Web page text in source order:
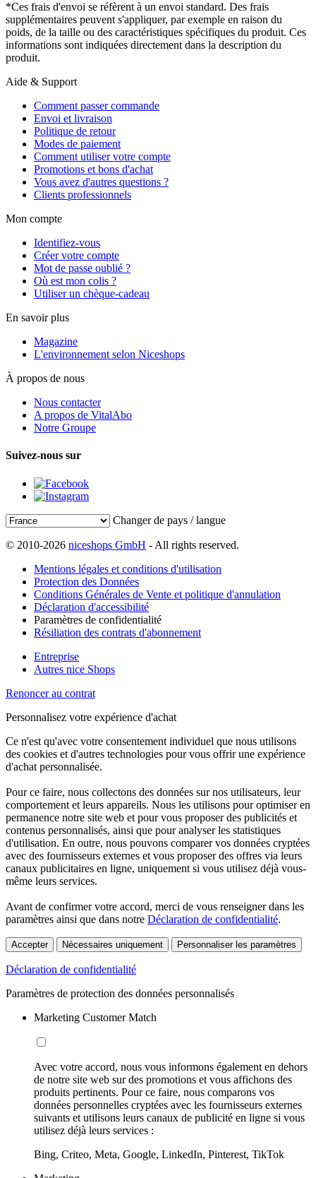
*Ces frais d'envoi se réfèrent à un envoi standard. Des frais
supplémentaires peuvent s'appliquer, par exemple en raison du
poids, de la taille ou des caractéristiques spécifiques du produit. Ces
informations sont indiquées directement dans la description du
produit.
Aide & Support
Comment passer commande
Envoi et livraison
Politique de retour
Modes de paiement
Comment utiliser votre compte
Promotions et bons d'achat
Vous avez d'autres questions ?
Clients professionnels
Mon compte
Identifiez-vous
Créer votre compte
Mot de passe oublié ?
Où est mon colis ?
Utiliser un chèque-cadeau
En savoir plus
Magazine
L'environnement selon Niceshops
À propos de nous
Nous contacter
A propos de VitalAbo
Notre Groupe
Suivez-nous sur
Changer de pays / langue
© 2010-2026 niceshops GmbH - All rights reserved.
Mentions légales et conditions d'utilisation
Protection des Données
Conditions Générales de Vente et politique d'annulation
Déclaration d'accessibilité
Paramètres de confidentialité
Résiliation des contrats d'abonnement
Entreprise
Autres nice Shops
Renoncer au contrat
Personnalisez votre expérience d'achat
Ce n'est qu'avec votre consentement individuel que nous utilisons
des cookies et d'autres technologies pour vous offrir une expérience
d'achat personnalisée.
Pour ce faire, nous collectons des données sur nos utilisateurs, leur
comportement et leurs appareils. Nous les utilisons pour optimiser en
permanence notre site web et pour vous proposer des publicités et
contenus personnalisés, ainsi que pour analyser les statistiques
d'utilisation. En outre, nous pouvons comparer vos données cryptées
avec des fournisseurs externes et vous proposer des offres via leurs
canaux publicitaires en ligne, uniquement si vous utilisez déjà vous-
même leurs services.
Avant de confirmer votre accord, merci de vous renseigner dans les
paramètres ainsi que dans notre Déclaration de confidentialité.
Accepter Nécessaires uniquement Personnaliser les paramètres
Déclaration de confidentialité
Paramètres de protection des données personnalisés
Marketing Customer Match
Avec votre accord, nous vous informons également en dehors
de notre site web sur des promotions et vous affichons des
produits pertinents. Pour ce faire, nous comparons vos
données personnelles cryptées avec les fournisseurs externes
suivants et utilisons leurs canaux de publicité en ligne si vous
utilisez déjà leurs services :
Bing, Criteo, Meta, Google, LinkedIn, Pinterest, TikTok